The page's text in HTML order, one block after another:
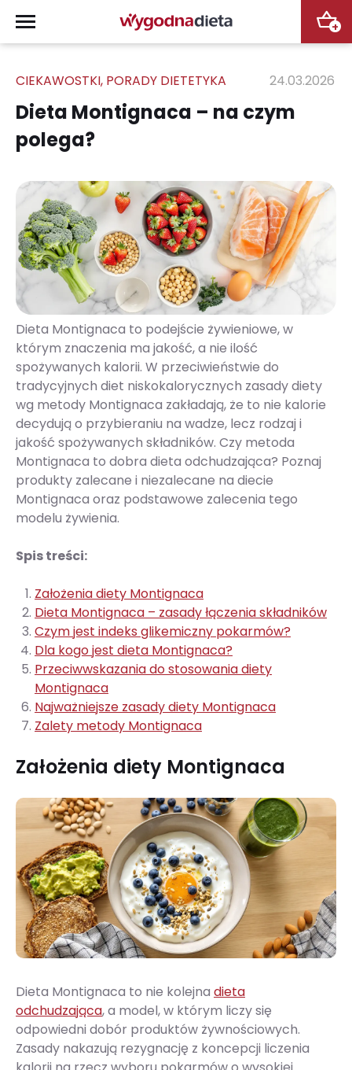
+
CIEKAWOSTKI, PORADY DIETETYKA 24.03.2026
Dieta Montignaca – na czym
polega?
Dieta Montignaca to podejście żywieniowe, w
którym znaczenia ma jakość, a nie ilość
spożywanych kalorii. W przeciwieństwie do
tradycyjnych diet niskokalorycznych zasady diety
wg metody Montignaca zakładają, że to nie kalorie
decydują o przybieraniu na wadze, lecz rodzaj i
jakość spożywanych składników. Czy metoda
Montignaca to dobra dieta odchudzająca? Poznaj
produkty zalecane i niezalecane na diecie
Montignaca oraz podstawowe zalecenia tego
modelu żywienia.
Spis treści:
Założenia diety Montignaca
Dieta Montignaca – zasady łączenia składników
Czym jest indeks glikemiczny pokarmów?
Dla kogo jest dieta Montignaca?
Przeciwwskazania do stosowania diety
Montignaca
Najważniejsze zasady diety Montignaca
Zalety metody Montignaca
Założenia diety Montignaca
Dieta Montignaca to nie kolejna dieta
odchudzająca, a model, w którym liczy się
odpowiedni dobór produktów żywnościowych.
Zasady nakazują rezygnację z koncepcji liczenia